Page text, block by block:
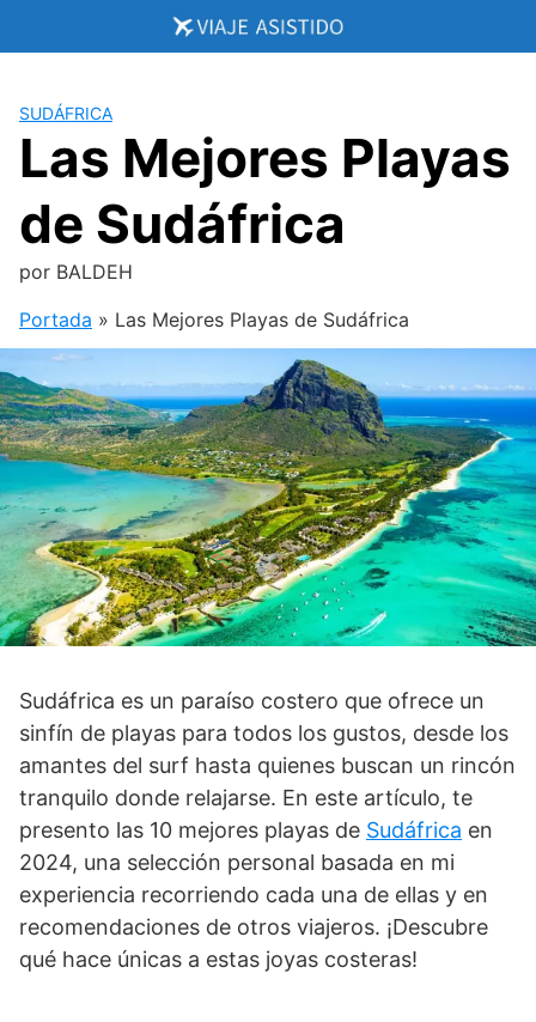
SUDÁFRICA
Las Mejores Playas
de Sudáfrica
por BALDEH
Portada » Las Mejores Playas de Sudáfrica
Sudáfrica es un paraíso costero que ofrece un
sinfín de playas para todos los gustos, desde los
amantes del surf hasta quienes buscan un rincón
tranquilo donde relajarse. En este artículo, te
presento las 10 mejores playas de Sudáfrica en
2024, una selección personal basada en mi
experiencia recorriendo cada una de ellas y en
recomendaciones de otros viajeros. ¡Descubre
qué hace únicas a estas joyas costeras!